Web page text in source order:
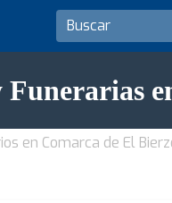
Funerarias
en Comarca de El